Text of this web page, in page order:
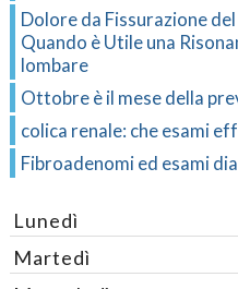
Dolore da Fissurazione
Quando è Utile una
lombare
Ottobre è il mese della
colica renale: che esami
Fibroadenomi ed esami
Lunedì
Martedì